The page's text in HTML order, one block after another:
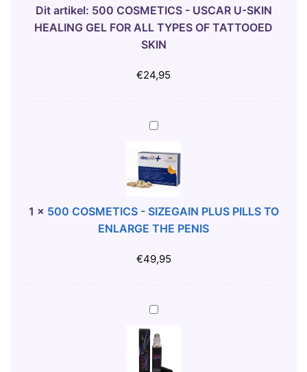
S
M
E
I
S
-
S
C
A
R
U
S
I
N
E
A
L
Dit artikel: 500 COSMETICS - USCAR U-SKIN
HEALING GEL FOR ALL TYPES OF TATTOOED
SKIN
€24,95
5
0
C
O
S
M
T
S
S
I
1 × 500 COSMETICS - SIZEGAIN PLUS PILLS TO
ENLARGE THE PENIS
€49,95
5
0
0
C